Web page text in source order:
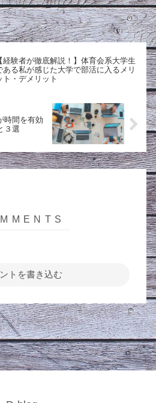
【経験者が徹底解説！】体育会系大学生
ある私が感じた大学で部活に入るメリ
ト・デメリット
時間を有効
３選
トを書き込む